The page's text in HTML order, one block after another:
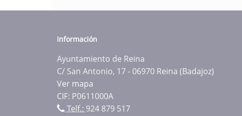
Información
Ayuntamiento de Reina
C/ San Antonio, 17 - 06970 Reina (Badajoz)
Ver mapa
CIF: P0611000A
Telf.:924 879 517